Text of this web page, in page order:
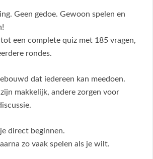
Geen gedoe. Gewoon spelen en
een complete quiz met 185 vragen,
rondes.
dat iedereen kan meedoen.
makkelijk, andere zorgen voor
direct beginnen.
zo vaak spelen als je wilt.